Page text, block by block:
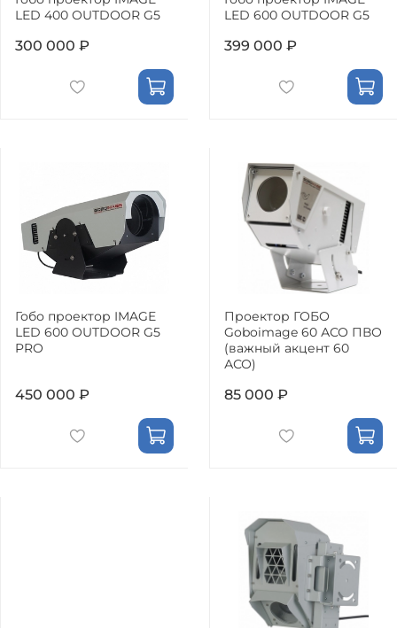
LED 400 OUTDOOR G5
300 000 ₽
LED 600 OUTDOOR G5
399 000 ₽
Гобо проектор IMAGE
LED 600 OUTDOOR G5
PRO
450 000 ₽
Проектор ГОБО
Goboimage 60 АСО ПВО
(важный акцент 60
АСО)
85 000 ₽